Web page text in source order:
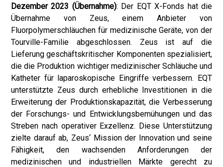
Dezember 2023 (Übernahme): Der EQT X-Fonds hat die
Übernahme von Zeus, einem Anbieter von
Fluorpolymerschläuchen für medizinische Geräte, von der
Tourville-Familie abgeschlossen. Zeus ist auf die
Lieferung geschäftskritischer Komponenten spezialisiert,
die die Produktion wichtiger medizinischer Schläuche und
Katheter für laparoskopische Eingriffe verbessern. EQT
unterstützte Zeus durch erhebliche Investitionen in die
Erweiterung der Produktionskapazität, die Verbesserung
der Forschungs- und Entwicklungsbemühungen und das
Streben nach operativer Exzellenz. Diese Unterstützung
zielte darauf ab, Zeus‘ Mission der Innovation und seine
Fähigkeit, den wachsenden Anforderungen der
medizinischen und industriellen Märkte gerecht zu